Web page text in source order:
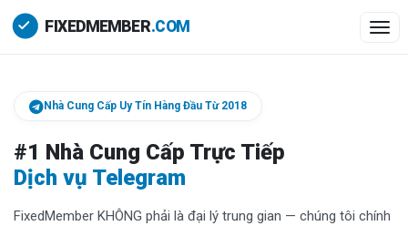
Nhà Cung Cấp Uy Tín Hàng Đầu Từ 2018
#1 Nhà Cung Cấp Trực Tiếp
Dịch vụ Telegram
FixedMember KHÔNG phải là đại lý trung gian — chúng tôi chính